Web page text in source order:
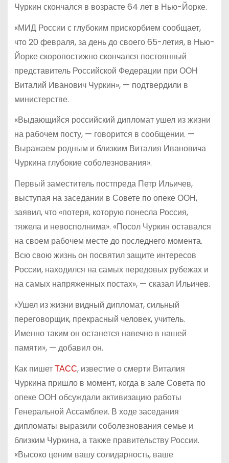
Чуркин скончался в возрасте 64 лет в Нью-Йорке.
«МИД России с глубоким прискорбием сообщает,
что 20 февраля, за день до своего 65-летия, в Нью-
Йорке скоропостижно скончался постоянный
представитель Российской Федерации при ООН
Виталий Иванович Чуркин», — подтвердили в
министерстве.
«Выдающийся российский дипломат ушел из жизни
на рабочем посту, — говорится в сообщении. —
Выражаем родным и близким Виталия Ивановича
Чуркина глубокие соболезнования».
Первый заместитель постпреда Петр Ильичев,
выступая на заседании в Совете по опеке ООН,
заявил, что «потеря, которую понесла Россия,
тяжела и невосполнима». «Посол Чуркин оставался
на своем рабочем месте до последнего момента.
Всю свою жизнь он посвятил защите интересов
России, находился на самых передовых рубежах и
на самых напряженных постах», — сказал Ильичев.
«Ушел из жизни видный дипломат, сильный
переговорщик, прекрасный человек, учитель.
Именно таким он останется навечно в нашей
памяти», — добавил он.
Как пишетТАСС, известие о смерти Виталия
Чуркина пришло в момент, когда в зале Совета по
опеке ООН обсуждали активизацию работы
Генеральной Ассамблеи. В ходе заседания
дипломаты выразили соболезнования семье и
близким Чуркина, а также правительству России.
«Высоко ценим вашу солидарность, ваше